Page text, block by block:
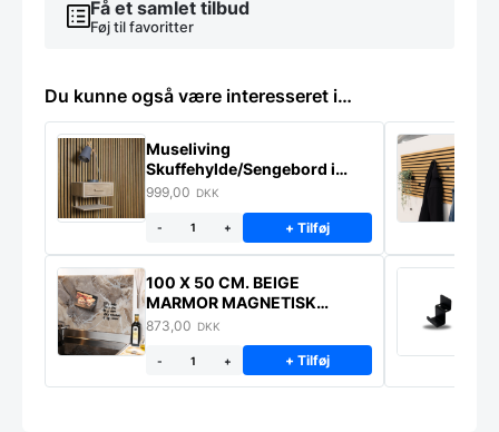
Få et samlet tilbud
Føj til favoritter
Du kunne også være interesseret i…
Museliving
Skuffehylde/Sengebord i
massiv eg
999,00 DKK
- + + Tilføj
100 X 50 CM. BEIGE
MARMOR MAGNETISK
STÆNKPLADE
873,00 DKK
- + + Tilføj